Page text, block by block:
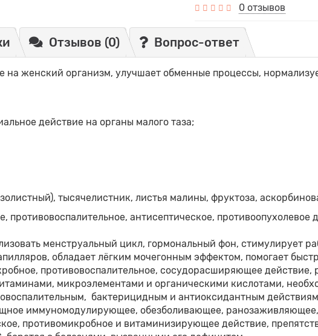
0 отзывов
Отзывов (0) Вопрос-ответ
на женский организм, улучшает обменные процессы,
действие на органы малого таза;
тысячелистник, листья малины, фруктоза,
противовоспалительное, антисептическое,
менструальный цикл, гормональный фон, стимулирует
обладает лёгким мочегонным эффектом, помогает
противовоспалительное, сосудорасширяющее действие,
микроэлементами и органическими кислотами,
бактерицидным и антиоксидантным
иммуномодулирующее, обезболивающее,
противомикробное и витаминизирующее действие,